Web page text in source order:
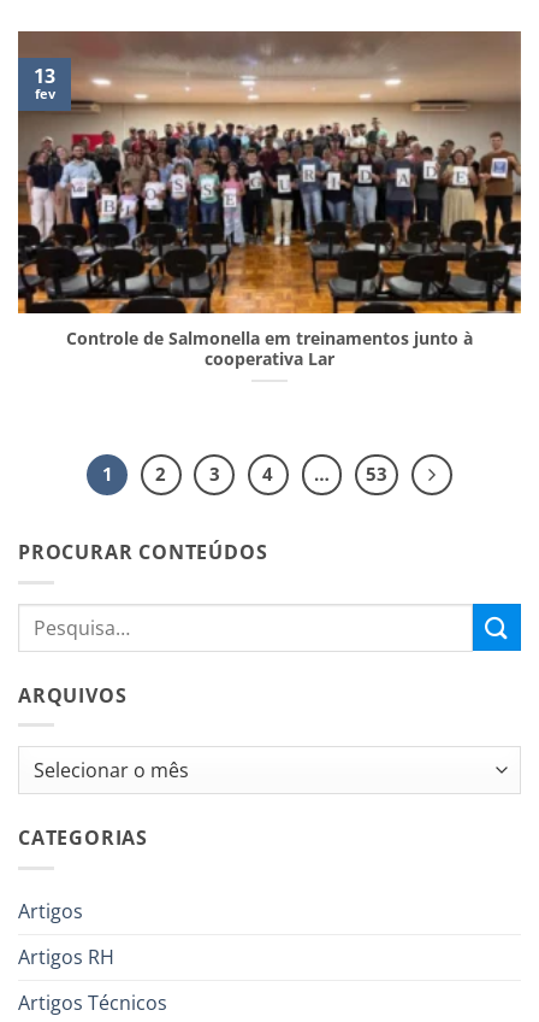
Controle de Salmonella em treinamentos junto à
cooperativa Lar
13
fev
1 2 3 4 … 53
PROCURAR CONTEÚDOS
ARQUIVOS
Arquivos
CATEGORIAS
Artigos
Artigos RH
Artigos Técnicos